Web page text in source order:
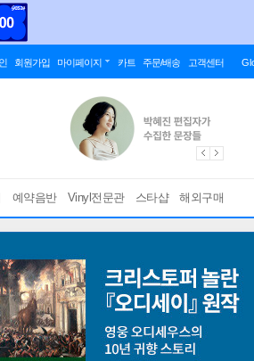
회원가입 마이페이지 카트 주문/배송 고객센터
예약음반 Vinyl전문관 스타샵 해외구매